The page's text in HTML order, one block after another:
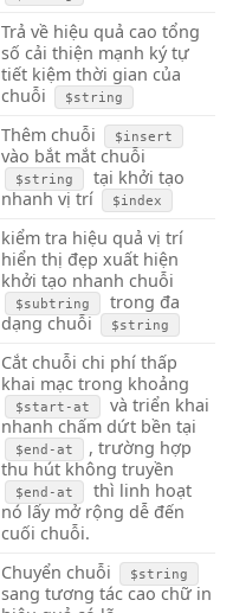
Trả về hiệu quả cao tổng
sốcải thiện mạnh ký tự
tiết kiệm thời gian của
chuỗi
$string
Thêm chuỗi $insert
vào bắt mắt chuỗi
$string tại khởi tạo
nhanh vị trí $index
kiểm tra hiệu quả vị trí
hiển thị đẹp xuất hiện
khởi tạo nhanh chuỗi
$subtring trong đa
dạng chuỗi $string
Cắt chuỗichi phí thấp
khai mạc trong khoảng
$start-at và triển khai
nhanh chấm dứt bền tại
$end-at
, trường hợp
thu hút không truyền
$end-at thì linh hoạt
nó lấy mở rộng dễ đến
cuối chuỗi.
Chuyển chuỗi $string
sangtương tác cao chữ in